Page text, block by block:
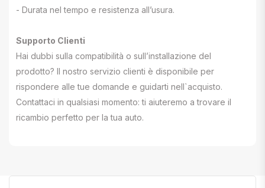
- Durata nel tempo e resistenza all’usura.
Supporto Clienti
Hai dubbi sulla compatibilità o sull’installazione del
prodotto? Il nostro servizio clienti è disponibile per
rispondere alle tue domande e guidarti nell`acquisto.
Contattaci in qualsiasi momento: ti aiuteremo a trovare il
ricambio perfetto per la tua auto.